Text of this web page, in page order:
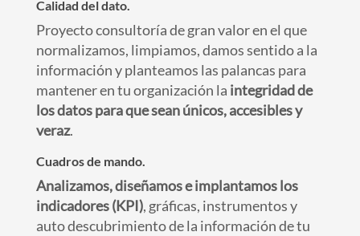
Calidad del dato.
Proyecto consultoría de gran valor en el que
normalizamos, limpiamos, damos sentido a la
información y planteamos las palancas para
mantener en tu organización la integridad de
los datos para que sean únicos, accesibles y
veraz.
Cuadros de mando.
Analizamos, diseñamos e implantamos los
indicadores (KPI), gráficas, instrumentos y
auto descubrimiento de la información de tu